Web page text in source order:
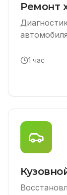
Ремонт
автомобиля
1 час